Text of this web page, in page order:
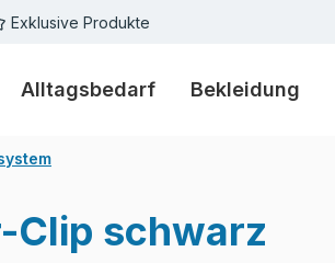
Exklusive Produkte
Alltagsbedarf Bekleidung
Clip schwarz